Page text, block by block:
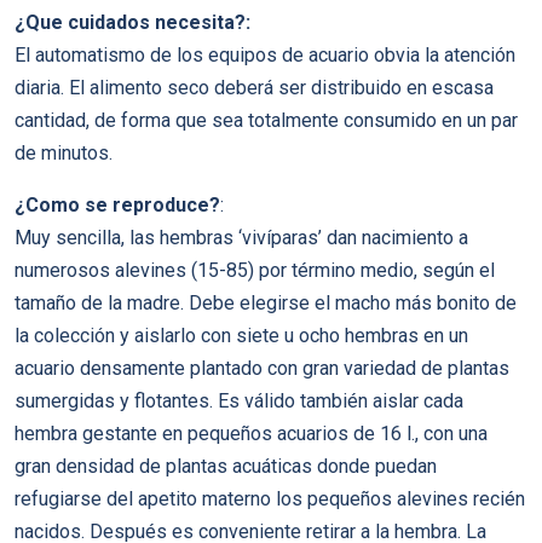
¿Que cuidados necesita?:
El automatismo de los equipos de acuario obvia la atención
diaria. El alimento seco deberá ser distribuido en escasa
cantidad, de forma que sea totalmente consumido en un par
de minutos.
¿Como se reproduce?:
Muy sencilla, las hembras ‘vivíparas’ dan nacimiento a
numerosos alevines (15-85) por término medio, según el
tamaño de la madre. Debe elegirse el macho más bonito de
la colección y aislarlo con siete u ocho hembras en un
acuario densamente plantado con gran variedad de plantas
sumergidas y flotantes. Es válido también aislar cada
hembra gestante en pequeños acuarios de 16 l., con una
gran densidad de plantas acuáticas donde puedan
refugiarse del apetito materno los pequeños alevines recién
nacidos. Después es conveniente retirar a la hembra. La